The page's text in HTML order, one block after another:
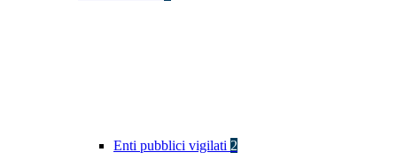
Enti pubblici vigilati 2